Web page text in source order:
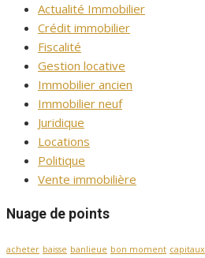
Actualité Immobilier
Crédit immobilier
Fiscalité
Gestion locative
Immobilier ancien
Immobilier neuf
Juridique
Locations
Politique
Vente immobilière
Nuage de points
acheter baisse banlieue bon moment capitaux